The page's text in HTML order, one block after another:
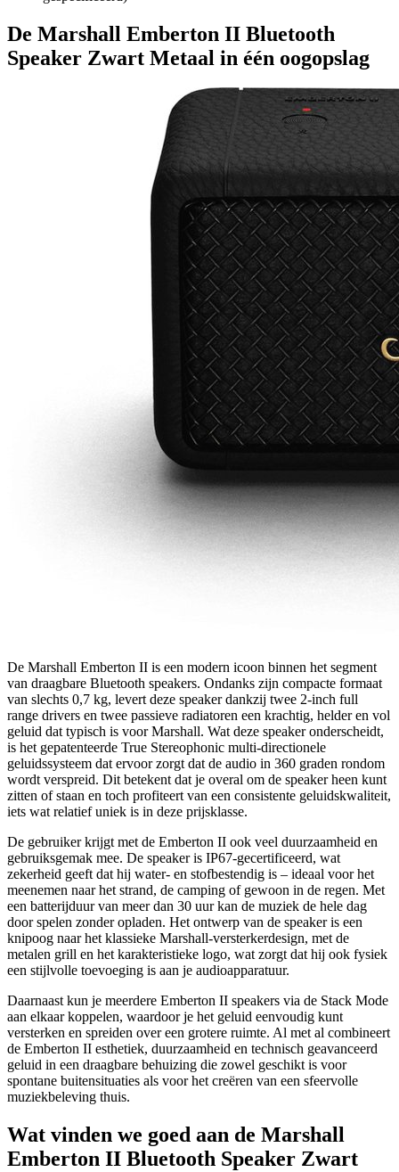
De Marshall Emberton II Bluetooth
Speaker Zwart Metaal in één oogopslag
De Marshall Emberton II is een modern icoon binnen het segment
van draagbare Bluetooth speakers. Ondanks zijn compacte formaat
van slechts 0,7 kg, levert deze speaker dankzij twee 2-inch full
range drivers en twee passieve radiatoren een krachtig, helder en vol
geluid dat typisch is voor Marshall. Wat deze speaker onderscheidt,
is het gepatenteerde True Stereophonic multi-directionele
geluidssysteem dat ervoor zorgt dat de audio in 360 graden rondom
wordt verspreid. Dit betekent dat je overal om de speaker heen kunt
zitten of staan en toch profiteert van een consistente geluidskwaliteit,
iets wat relatief uniek is in deze prijsklasse.
De gebruiker krijgt met de Emberton II ook veel duurzaamheid en
gebruiksgemak mee. De speaker is IP67-gecertificeerd, wat
zekerheid geeft dat hij water- en stofbestendig is – ideaal voor het
meenemen naar het strand, de camping of gewoon in de regen. Met
een batterijduur van meer dan 30 uur kan de muziek de hele dag
door spelen zonder opladen. Het ontwerp van de speaker is een
knipoog naar het klassieke Marshall-versterkerdesign, met de
metalen grill en het karakteristieke logo, wat zorgt dat hij ook fysiek
een stijlvolle toevoeging is aan je audioapparatuur.
Daarnaast kun je meerdere Emberton II speakers via de Stack Mode
aan elkaar koppelen, waardoor je het geluid eenvoudig kunt
versterken en spreiden over een grotere ruimte. Al met al combineert
de Emberton II esthetiek, duurzaamheid en technisch geavanceerd
geluid in een draagbare behuizing die zowel geschikt is voor
spontane buitensituaties als voor het creëren van een sfeervolle
muziekbeleving thuis.
Wat vinden we goed aan de Marshall
Emberton II Bluetooth Speaker Zwart